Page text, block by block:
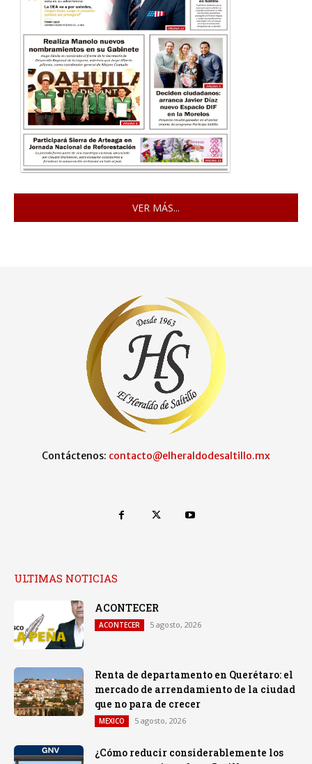
VER MÁS...
Contáctenos: contacto@elheraldodesaltillo.mx
ULTIMAS NOTICIAS
ACONTECER
ACONTECER 5 agosto, 2026
Renta de departamento en Querétaro: el
mercado de arrendamiento de la ciudad
que no para de crecer
MEXICO 5 agosto, 2026
¿Cómo reducir considerablemente los